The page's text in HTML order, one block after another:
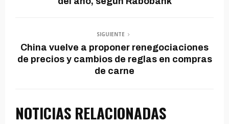
SIGUIENTE
China vuelve a proponer renegociaciones
de precios y cambios de reglas en compras
de carne
NOTICIAS RELACIONADAS